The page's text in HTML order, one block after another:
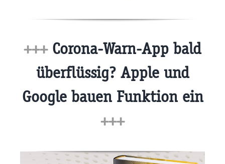
+++Corona-Warn-App bald
überflüssig? Apple und
Google bauen Funktion ein
+++